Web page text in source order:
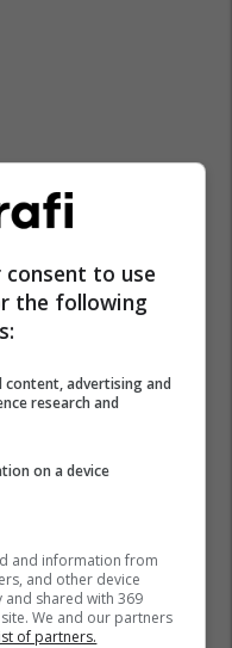
to use
the following
content, advertising and
research and
on a device
and information from
and other device
and shared with 369
We and our partners
of partners.